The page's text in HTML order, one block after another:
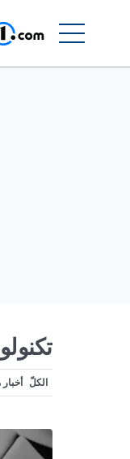
الكلّ أخبار